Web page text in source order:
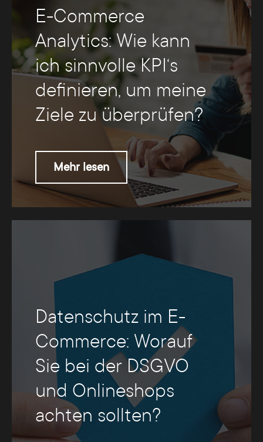
E-Commerce
Analytics: Wie kann
ich sinnvolle KPI‘s
definieren, um meine
Ziele zu überprüfen?
Mehr lesen
Datenschutz im E-
Commerce: Worauf
Sie bei der DSGVO
und Onlineshops
achten sollten?